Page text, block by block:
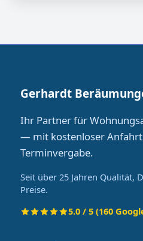
Gerhardt
Ihr Partner für
— mit kostenloser
Terminvergabe.
Seit über 25 Jahren Qualität,
Preise.
5.0 / 5 (160